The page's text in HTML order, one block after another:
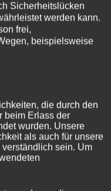
der
Sicherheitslücken
werden kann.
frei,
beispielsweise
die durch den
beim Erlass der
wurden. Unsere
als auch für unsere
sein. Um